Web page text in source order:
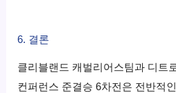
6. 결론
클리블랜드 캐벌리어스팀과 디트
컨퍼런스 준결승 6차전은 전반적